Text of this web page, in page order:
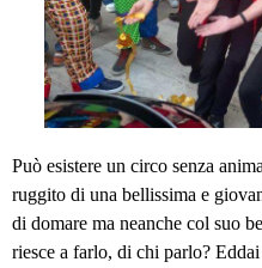
Può esistere un circo senza
ruggito di una bellissima e
di domare ma neanche col suo
riesce a farlo, di chi parlo?